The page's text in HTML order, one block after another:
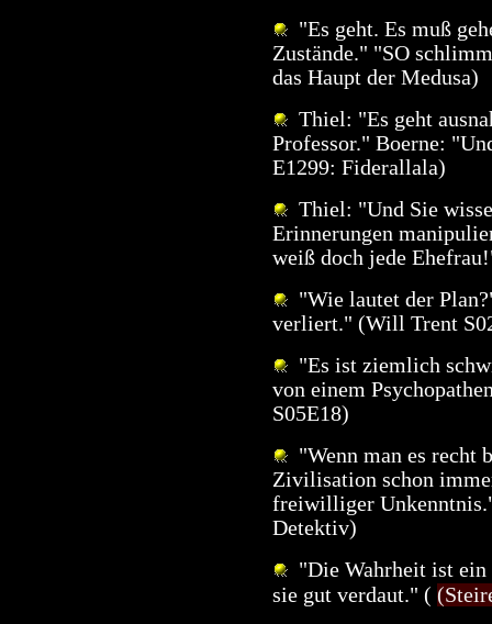
"Es geht. Es muß
Zustände." "SO
das Haupt der Medusa)
Thiel: "Es geht
Professor." Boerne:
E1299: Fiderallala)
Thiel: "Und Sie
Erinnerungen
weiß doch jede
"Wie lautet der
verliert." (Will Trent
"Es ist ziemlich
von einem
S05E18)
"Wenn man es recht
Zivilisation schon
freiwilliger
Detektiv)
"Die Wahrheit ist
sie gut verdaut." (